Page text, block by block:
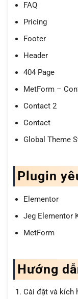
FAQ
Pricing
Footer
Header
404 Page
MetForm –
Contact 2
Contact
Global Theme
Plugin
Elementor
Jeg Elementor
MetForm
Hướng
Cài đặt và kích